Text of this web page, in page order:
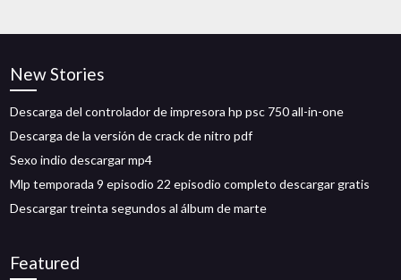
New Stories
Descarga del controlador de impresora hp psc 750 all-in-one
Descarga de la versión de crack de nitro pdf
Sexo indio descargar mp4
Mlp temporada 9 episodio 22 episodio completo descargar gratis
Descargar treinta segundos al álbum de marte
Featured